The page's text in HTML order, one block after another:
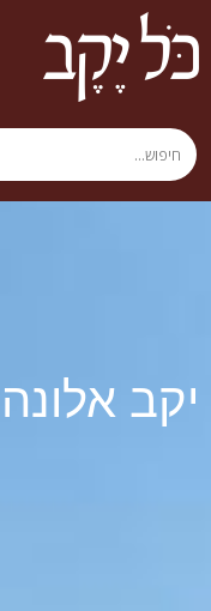
יקב